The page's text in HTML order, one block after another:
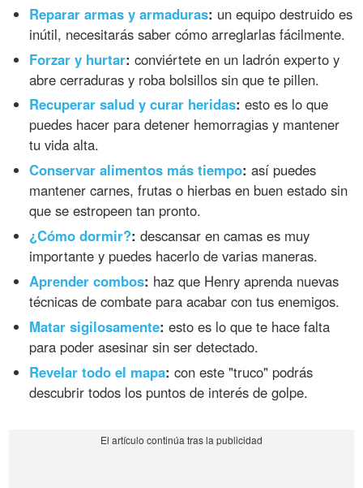
Reparar armas y armaduras: un equipo destruido es
inútil, necesitarás saber cómo arreglarlas fácilmente.
Forzar y hurtar: conviértete en un ladrón experto y
abre cerraduras y roba bolsillos sin que te pillen.
Recuperar salud y curar heridas: esto es lo que
puedes hacer para detener hemorragias y mantener
tu vida alta.
Conservar alimentos más tiempo: así puedes
mantener carnes, frutas o hierbas en buen estado sin
que se estropeen tan pronto.
¿Cómo dormir?: descansar en camas es muy
importante y puedes hacerlo de varias maneras.
Aprender combos: haz que Henry aprenda nuevas
técnicas de combate para acabar con tus enemigos.
Matar sigilosamente: esto es lo que te hace falta
para poder asesinar sin ser detectado.
Revelar todo el mapa: con este "truco" podrás
descubrir todos los puntos de interés de golpe.